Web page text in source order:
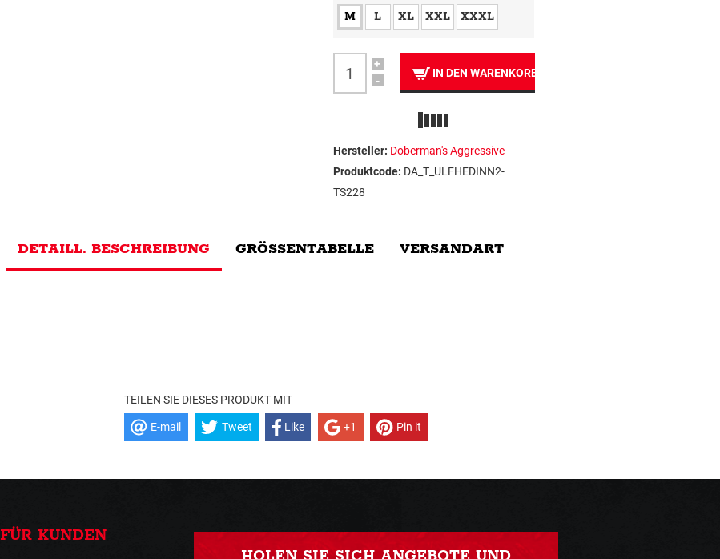
M L XL XXL XXXL
+
-
IN DEN WARENKORB
Hersteller: Doberman's Aggressive
Produktcode: DA_T_ULFHEDINN2-
TS228
DETAILL. BESCHREIBUNG GRÖSSENTABELLE VERSANDART
TEILEN SIE DIESES PRODUKT MIT
E-mail Tweet Like +1 Pin it
FÜR KUNDEN